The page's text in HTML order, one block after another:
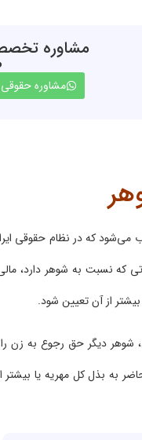
مشاوره
مشاوره حقوقی
که در نظام حقوقی
نسبت به شوهر دارد، مالی
از آن تعیین شود.
دیگر حق رجوع به زن را
به بذل کل مهریه یا